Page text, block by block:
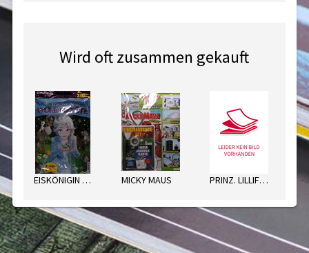
Wird oft zusammen gekauft
EISKÖNIGIN WUNDERTÜTE MICKY MAUS PRINZ. LILLIFEE GLITZER PACK